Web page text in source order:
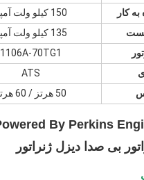
کار
150 کیلو ولت آمپر
135 کیلو ولت آمپر
1106A-70TG1
ATS
50 هرتز / 60 هرتز
بی صدا دیزل ژنراتور